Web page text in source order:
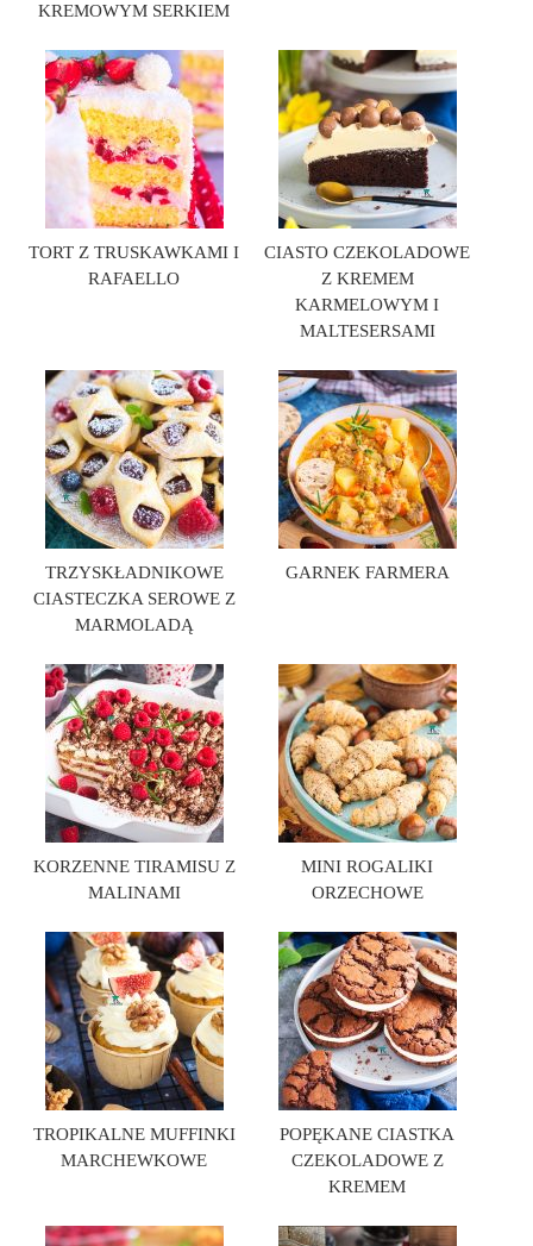
KREMOWYM SERKIEM
TORT Z TRUSKAWKAMI I
RAFAELLO
CIASTO CZEKOLADOWE
Z KREMEM
KARMELOWYM I
MALTESERSAMI
TRZYSKŁADNIKOWE
CIASTECZKA SEROWE Z
MARMOLADĄ
GARNEK FARMERA
KORZENNE TIRAMISU Z
MALINAMI
MINI ROGALIKI
ORZECHOWE
TROPIKALNE MUFFINKI
MARCHEWKOWE
POPĘKANE CIASTKA
CZEKOLADOWE Z
KREMEM